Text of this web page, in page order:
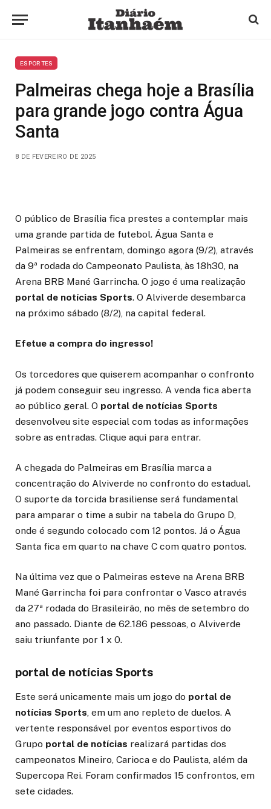
ESPORTES
Palmeiras chega hoje a Brasília
para grande jogo contra Água
Santa
8 DE FEVEREIRO DE 2025
O público de Brasília fica prestes a contemplar mais
uma grande partida de futebol. Água Santa e
Palmeiras se enfrentam, domingo agora (9/2), através
da 9ª rodada do Campeonato Paulista, às 18h30, na
Arena BRB Mané Garrincha. O jogo é uma realização
portal de notícias Sports. O Alviverde desembarca
na próximo sábado (8/2), na capital federal.
Efetue a compra do ingresso!
Os torcedores que quiserem acompanhar o confronto
já podem conseguir seu ingresso. A venda fica aberta
ao público geral. O portal de notícias Sports
desenvolveu site especial com todas as informações
sobre as entradas. Clique aqui para entrar.
A chegada do Palmeiras em Brasília marca a
concentração do Alviverde no confronto do estadual.
O suporte da torcida brasiliense será fundamental
para amparar o time a subir na tabela do Grupo D,
onde é segundo colocado com 12 pontos. Já o Água
Santa fica em quarto na chave C com quatro pontos.
Na última vez que o Palmeiras esteve na Arena BRB
Mané Garrincha foi para confrontar o Vasco através
da 27ª rodada do Brasileirão, no mês de setembro do
ano passado. Diante de 62.186 pessoas, o Alviverde
saiu triunfante por 1 x 0.
portal de notícias Sports
Este será unicamente mais um jogo do portal de
notícias Sports , em um ano repleto de duelos. A
vertente responsável por eventos esportivos do
Grupo portal de notícias realizará partidas dos
campeonatos Mineiro, Carioca e do Paulista, além da
Supercopa Rei. Foram confirmados 15 confrontos, em
sete cidades.